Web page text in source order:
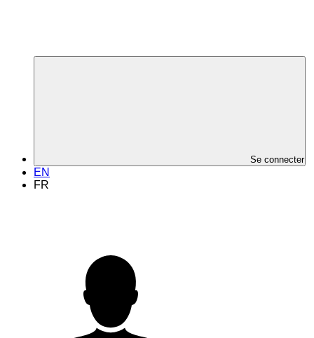
Se connecter
EN
FR